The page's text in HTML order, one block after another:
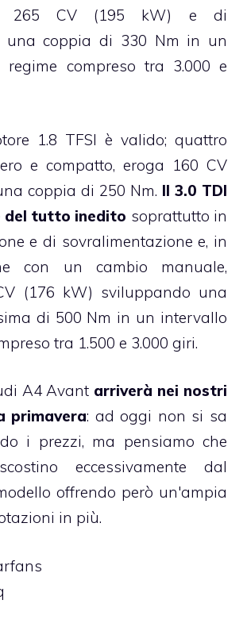
265 CV (195 kW) e di
una coppia di 330 Nm in un
compreso tra 3.000 e
1.8 TFSI è valido; quattro
e compatto, eroga 160 CV
coppia di 250 Nm. Il 3.0 TDI
del tutto inedito soprattutto in
e di sovralimentazione e, in
con un cambio manuale,
(176 kW) sviluppando una
di 500 Nm in un intervallo
tra 1.500 e 3.000 giri.
A4 Avant arriverà nei nostri
primavera: ad oggi non si sa
i prezzi, ma pensiamo che
eccessivamente dal
offrendo però un'ampia
in più.